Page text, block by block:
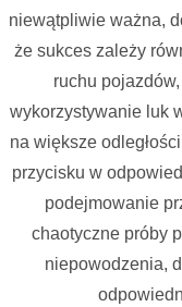
niewątpliwie ważna,
że sukces zależy
ruchu
wykorzystywanie luk
na większe
przycisku w
podejmowanie
chaotyczne próby
niepowodzenia,